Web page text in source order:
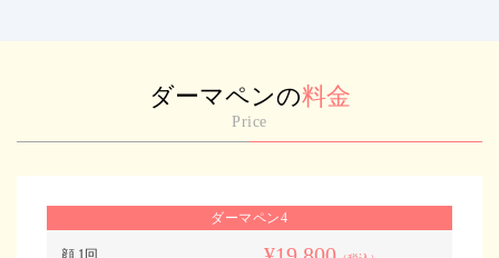
ダーマペンの料金
Price
ダーマペン4